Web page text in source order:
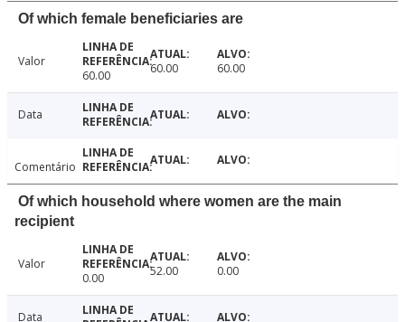
Of which female beneficiaries are
Valor
60.00
60.00 60.00
Data
Comentário
Of which household where women are the main
recipient
Valor
0.00
52.00 0.00
Data